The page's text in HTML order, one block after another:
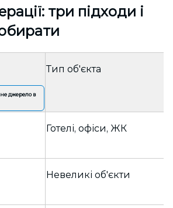
три підходи і
джерело в
Тип об'єкта
Готелі, офіси, ЖК
Невеликі об'єкти